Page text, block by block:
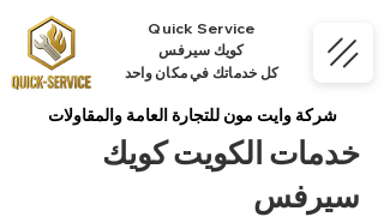
Quick Service
كويك سيرفس
كل خدماتك في مكان واحد
شركة وايت مون للتجارة العامة والمقاولات
خدمات الكويت كويك
سيرفس